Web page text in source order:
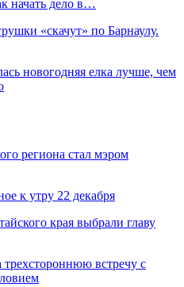
начать дело в…
«скачут» по Барнаулу.
новогодняя елка лучше, чем
региона стал мэром
к утру 22 декабря
края выбрали главу
трехстороннюю встречу с